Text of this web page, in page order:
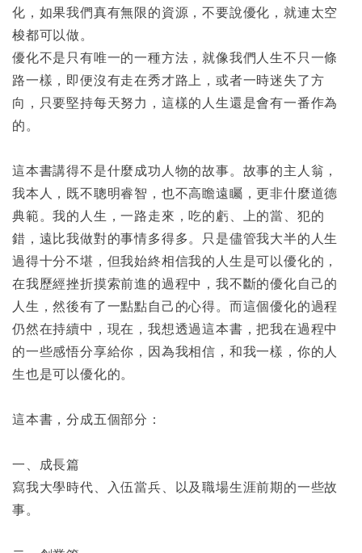
化，如果我們真有無限的資源，不要說優化，就連太空
梭都可以做。
優化不是只有唯一的一種方法，就像我們人生不只一條
路一樣，即便沒有走在秀才路上，或者一時迷失了方
向，只要堅持每天努力，這樣的人生還是會有一番作為
的。
這本書講得不是什麼成功人物的故事。故事的主人翁，
我本人，既不聰明睿智，也不高瞻遠矚，更非什麼道德
典範。我的人生，一路走來，吃的虧、上的當、犯的
錯，遠比我做對的事情多得多。只是儘管我大半的人生
過得十分不堪，但我始終相信我的人生是可以優化的，
在我歷經挫折摸索前進的過程中，我不斷的優化自己的
人生，然後有了一點點自己的心得。而這個優化的過程
仍然在持續中，現在，我想透過這本書，把我在過程中
的一些感悟分享給你，因為我相信，和我一樣，你的人
生也是可以優化的。
這本書，分成五個部分：
一、成長篇
寫我大學時代、入伍當兵、以及職場生涯前期的一些故
事。